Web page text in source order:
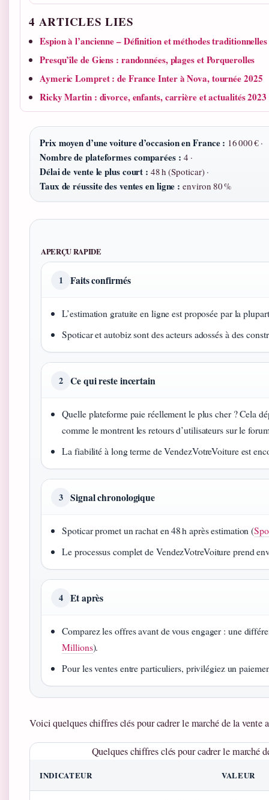
4 ARTICLES LIES
Espion à l’ancienne – Définition et méthodes traditionnelles
Presqu’île de Giens : randonnées, plages et Porquerolles
Aymeric Lompret : de France Inter à Nova, tournée 2025
Ricky Martin : divorce, enfants, carrière et actualités 2023
Prix moyen d’une voiture d’occasion en France : 16 000 € ·
Nombre de plateformes comparées : 4 ·
Délai de vente le plus court : 48 h (Spoticar) ·
Taux de réussite des ventes en ligne : environ 80 %
APERÇU RAPIDE
1 Faits confirmés
L’estimation gratuite en ligne est proposée par la
Spoticar et autobiz sont des acteurs adossés à des
2 Ce qui reste incertain
Quelle plateforme paie réellement le plus cher ? Cela
comme le montrent les retours d’utilisateurs sur le
La fiabilité à long terme de VendezVotreVoiture est
3 Signal chronologique
Spoticar promet un rachat en 48 h après estimation (
Le processus complet de VendezVotreVoiture prend
4 Et après
Comparez les offres avant de vous engager : une
Millions).
Pour les ventes entre particuliers, privilégiez un
Voici quelques chiffres clés pour cadrer le marché de la vente
Quelques chiffres clés pour cadrer le marché
INDICATEUR VALEUR